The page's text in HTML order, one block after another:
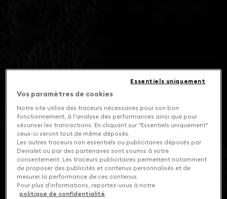
Vos paramètres de cookies
Notre site utilise des traceurs nécessaires pour son bon
fonctionnement, à l'analyse des performances ainsi que pour
sécuriser les transactions. En cliquant sur "Essentiels uniquement"
ceux-ci seront tout de même déposés.
Les autres traceurs non essentiels ou publicitaires déposés par
Devialet ou par des partenaires sont soumis à votre
consentement. Les traceurs publicitaires permettent notamment
de proposer des publicités et contenus personnalisés et de
mesurer la performance de ces contenus.
Pour plus d’informations, reportez-vous à notre
politique de confidentialité.
Essentiels uniquement